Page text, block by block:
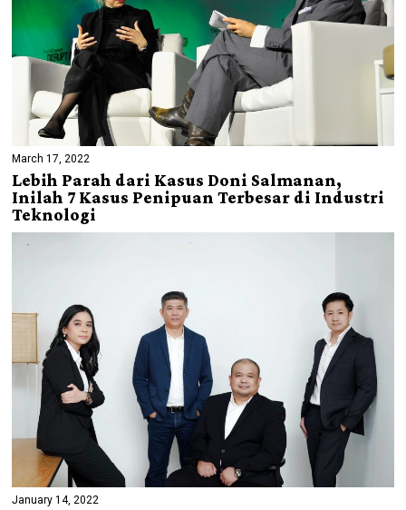
March 17, 2022
Lebih Parah dari Kasus Doni Salmanan,
Inilah 7 Kasus Penipuan Terbesar di Industri
Teknologi
January 14, 2022